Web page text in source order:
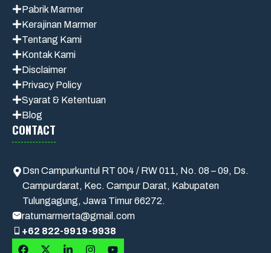
Pabrik Marmer
Kerajinan Marmer
Tentang Kami
Kontak Kami
Disclaimer
Privacy Policy
Syarat & Ketentuan
Blog
CONTACT
Dsn Campurkuntul RT 004 / RW 011, No. 08 – 09, Ds.
Campurdarat, Kec. Campur Darat, Kabupaten
Tulungagung, Jawa Timur 66272.
ratumarmerta@gmail.com
+62 822-9919-9938